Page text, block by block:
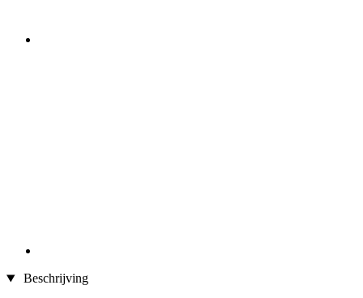
Beschrijving